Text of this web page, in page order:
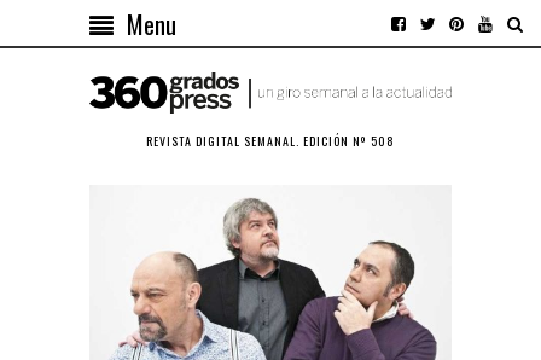
Menu
REVISTA DIGITAL SEMANAL. EDICIÓN Nº 508